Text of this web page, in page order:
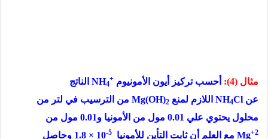
مثال (4): أحسب تركيز أيون الأمونيوم NH4
+
الناتج
عن
NH4Cl اللازم لمنع Mg(OH)2
من الترسيب في لتر من
محلول يحتوي علي 0.01 مول من الأمونيا و0.01 مول من
Mg+2 مع العلم أن ثابت التأين للأمونيا 1.8 × 10-5
وحاصل